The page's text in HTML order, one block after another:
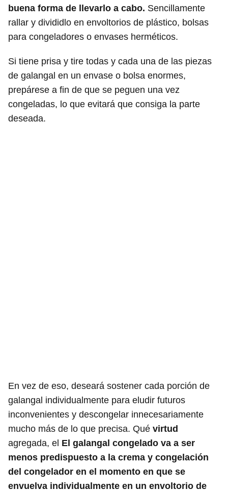
buena forma de llevarlo a cabo. Sencillamente
rallar y divididlo en envoltorios de plástico, bolsas
para congeladores o envases herméticos.
Si tiene prisa y tire todas y cada una de las piezas
de galangal en un envase o bolsa enormes,
prepárese a fin de que se peguen una vez
congeladas, lo que evitará que consiga la parte
deseada.
En vez de eso, deseará sostener cada porción de
galangal individualmente para eludir futuros
inconvenientes y descongelar innecesariamente
mucho más de lo que precisa. Qué virtud
agregada, el El galangal congelado va a ser
menos predispuesto a la crema y congelación
del congelador en el momento en que se
envuelva individualmente en un envoltorio de